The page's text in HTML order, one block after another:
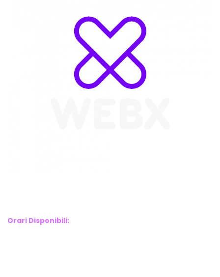
Orari Disponibili: